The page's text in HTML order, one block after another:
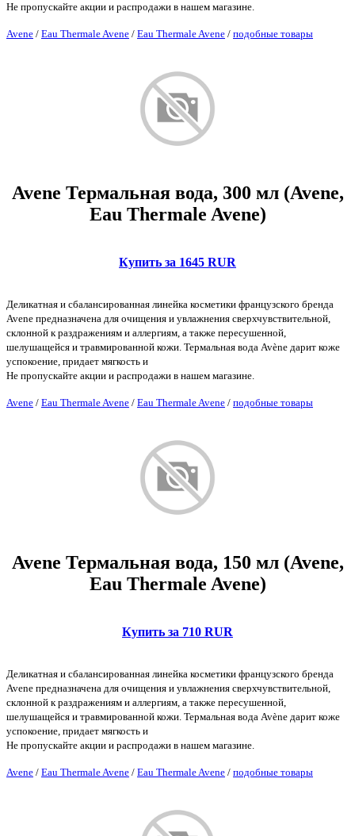
Не пропускайте акции и распродажи в нашем магазине.
Avene / Eau Thermale Avene / Eau Thermale Avene / подобные товары
Avene Термальная вода, 300 мл (Avene,
Eau Thermale Avene)
Купить за 1645 RUR
Деликатная и сбалансированная линейка косметики французского бренда
Avene предназначена для очищения и увлажнения сверхчувствительной,
склонной к раздражениям и аллергиям, а также пересушенной,
шелушащейся и травмированной кожи. Термальная вода Avène дарит коже
успокоение, придает мягкость и
Не пропускайте акции и распродажи в нашем магазине.
Avene / Eau Thermale Avene / Eau Thermale Avene / подобные товары
Avene Термальная вода, 150 мл (Avene,
Eau Thermale Avene)
Купить за 710 RUR
Деликатная и сбалансированная линейка косметики французского бренда
Avene предназначена для очищения и увлажнения сверхчувствительной,
склонной к раздражениям и аллергиям, а также пересушенной,
шелушащейся и травмированной кожи. Термальная вода Avène дарит коже
успокоение, придает мягкость и
Не пропускайте акции и распродажи в нашем магазине.
Avene / Eau Thermale Avene / Eau Thermale Avene / подобные товары